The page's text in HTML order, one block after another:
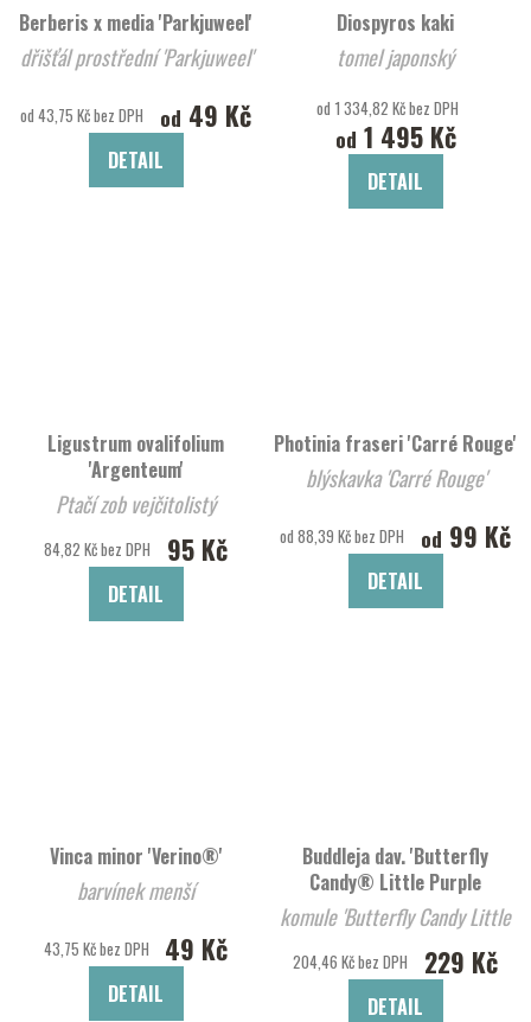
Berberis x media 'Parkjuweel'
dřišťál prostřední 'Parkjuweel'
od 43,75 Kč bez DPH od 49 Kč
DETAIL
Diospyros kaki
tomel japonský
od 1 334,82 Kč bez DPH
od 1 495 Kč
DETAIL
Ligustrum ovalifolium
'Argenteum'
Ptačí zob vejčitolistý
'Argenteum'
84,82 Kč bez DPH 95 Kč
DETAIL
Photinia fraseri 'Carré Rouge'
blýskavka 'Carré Rouge'
od 88,39 Kč bez DPH od 99 Kč
DETAIL
Vinca minor 'Verino®'
barvínek menší
43,75 Kč bez DPH 49 Kč
DETAIL
Buddleja dav. 'Butterfly
Candy® Little Purple
komule 'Butterfly Candy Little
204,46 Kč bez DPH 229 Kč
DETAIL